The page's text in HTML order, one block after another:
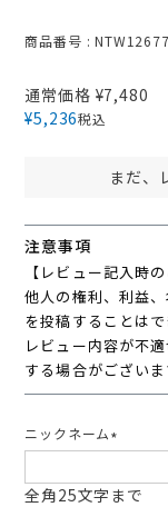
商品番号
通常価格 ¥7,480
¥5,236税込
まだ、
注意事項
【レビュー記入時の
他人の権利、利益
を投稿することは
レビュー内容が不
する場合がございま
ニックネーム
須)
全角25文字まで